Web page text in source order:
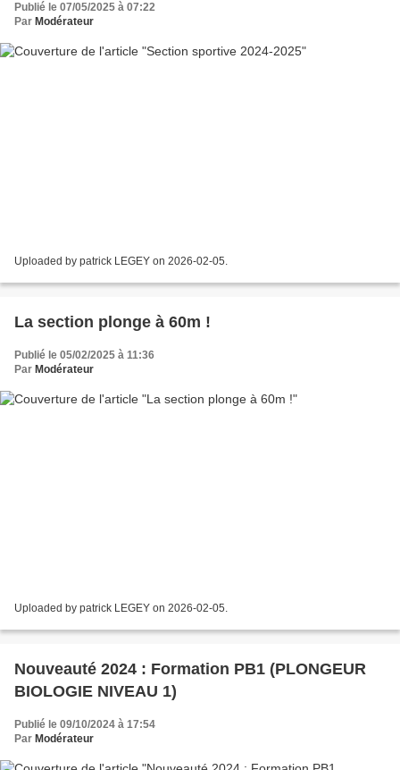
Publié le 07/05/2025 à 07:22
Par Modérateur
Uploaded by patrick LEGEY on 2026-02-05.
La section plonge à 60m !
Publié le 05/02/2025 à 11:36
Par Modérateur
Uploaded by patrick LEGEY on 2026-02-05.
Nouveauté 2024 : Formation PB1 (PLONGEUR
BIOLOGIE NIVEAU 1)
Publié le 09/10/2024 à 17:54
Par Modérateur